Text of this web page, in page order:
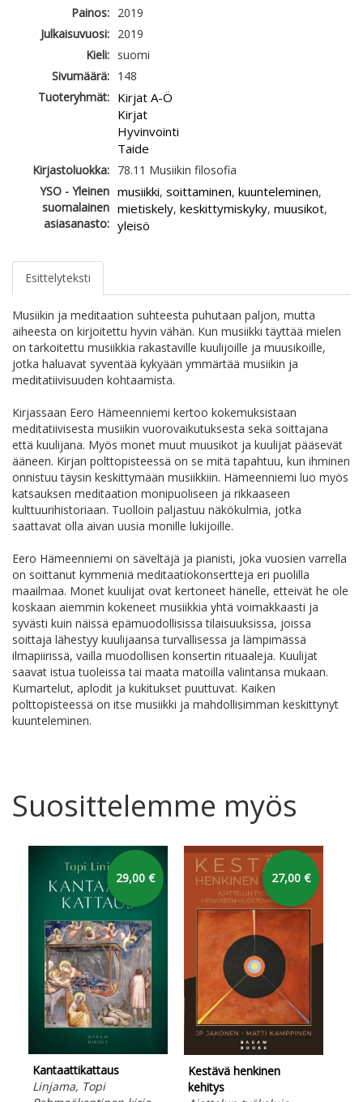
Painos: 2019
Julkaisuvuosi: 2019
Kieli: suomi
Sivumäärä: 148
Tuoteryhmät: Kirjat A-Ö
Kirjat
Hyvinvointi
Taide
Kirjastoluokka: 78.11 Musiikin filosofia
YSO - Yleinen
suomalainen
asiasanasto:
musiikki, soittaminen, kuunteleminen,
mietiskely, keskittymiskyky, muusikot,
yleisö
Esittelyteksti
Musiikin ja meditaation suhteesta puhutaan paljon, mutta
aiheesta on kirjoitettu hyvin vähän. Kun musiikki täyttää mielen
on tarkoitettu musiikkia rakastaville kuulijoille ja muusikoille,
jotka haluavat syventää kykyään ymmärtää musiikin ja
meditatiivisuuden kohtaamista.
Kirjassaan Eero Hämeenniemi kertoo kokemuksistaan
meditatiivisesta musiikin vuorovaikutuksesta sekä soittajana
että kuulijana. Myös monet muut muusikot ja kuulijat pääsevät
ääneen. Kirjan polttopisteessä on se mitä tapahtuu, kun ihminen
onnistuu täysin keskittymään musiikkiin. Hämeenniemi luo myös
katsauksen meditaation monipuoliseen ja rikkaaseen
kulttuurihistoriaan. Tuolloin paljastuu näkökulmia, jotka
saattavat olla aivan uusia monille lukijoille.
Eero Hämeenniemi on säveltäjä ja pianisti, joka vuosien varrella
on soittanut kymmeniä meditaatiokonsertteja eri puolilla
maailmaa. Monet kuulijat ovat kertoneet hänelle, etteivät he ole
koskaan aiemmin kokeneet musiikkia yhtä voimakkaasti ja
syvästi kuin näissä epämuodollisissa tilaisuuksissa, joissa
soittaja lähestyy kuulijaansa turvallisessa ja lämpimässä
ilmapiirissä, vailla muodollisen konsertin rituaaleja. Kuulijat
saavat istua tuoleissa tai maata matoilla valintansa mukaan.
Kumartelut, aplodit ja kukitukset puuttuvat. Kaiken
polttopisteessä on itse musiikki ja mahdollisimman keskittynyt
kuunteleminen.
Suosittelemme myös
29,00 €
Kantaattikattaus
Linjama, Topi
27,00 €
Kestävä henkinen
kehitys